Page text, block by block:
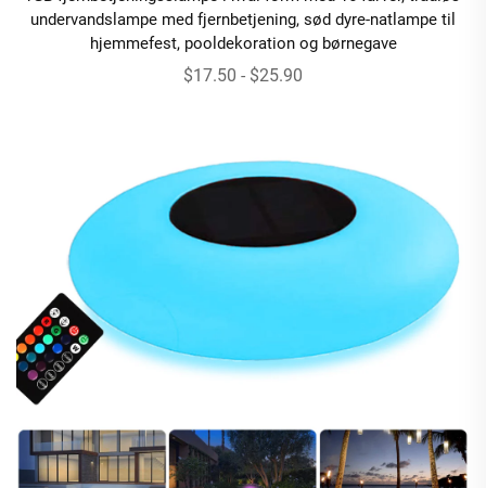
undervandslampe med fjernbetjening, sød dyre-natlampe til
hjemmefest, pooldekoration og børnegave
$17.50 - $25.90